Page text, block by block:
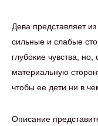
Дева представляет из
сильные и слабые
глубокие чувства,
материальную
чтобы ее дети ни в
Описание